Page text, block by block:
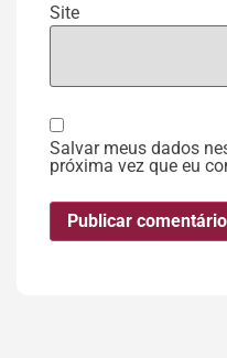
Site
Salvar meus dados
próxima vez que eu